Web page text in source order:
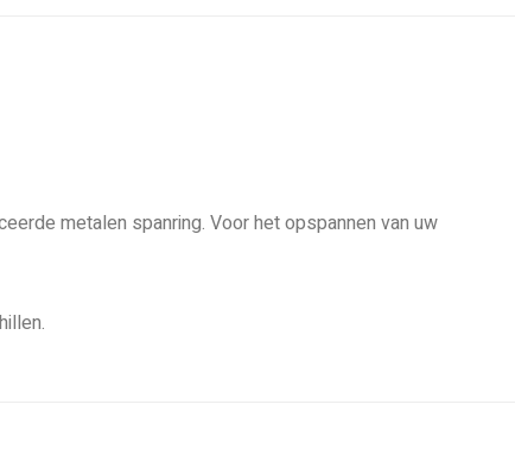
metalen spanring. Voor het opspannen van uw